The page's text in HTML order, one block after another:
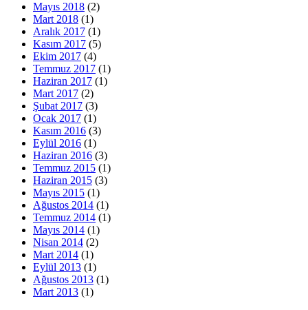
Mayıs 2018 (2)
Mart 2018 (1)
Aralık 2017 (1)
Kasım 2017 (5)
Ekim 2017 (4)
Temmuz 2017 (1)
Haziran 2017 (1)
Mart 2017 (2)
Şubat 2017 (3)
Ocak 2017 (1)
Kasım 2016 (3)
Eylül 2016 (1)
Haziran 2016 (3)
Temmuz 2015 (1)
Haziran 2015 (3)
Mayıs 2015 (1)
Ağustos 2014 (1)
Temmuz 2014 (1)
Mayıs 2014 (1)
Nisan 2014 (2)
Mart 2014 (1)
Eylül 2013 (1)
Ağustos 2013 (1)
Mart 2013 (1)